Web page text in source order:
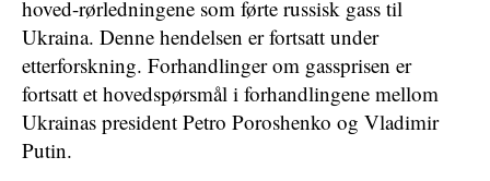
hoved-rørledningene som førte russisk gass til
Ukraina. Denne hendelsen er fortsatt under
etterforskning. Forhandlinger om gassprisen er
fortsatt et hovedspørsmål i forhandlingene mellom
Ukrainas president Petro Poroshenko og Vladimir
Putin.